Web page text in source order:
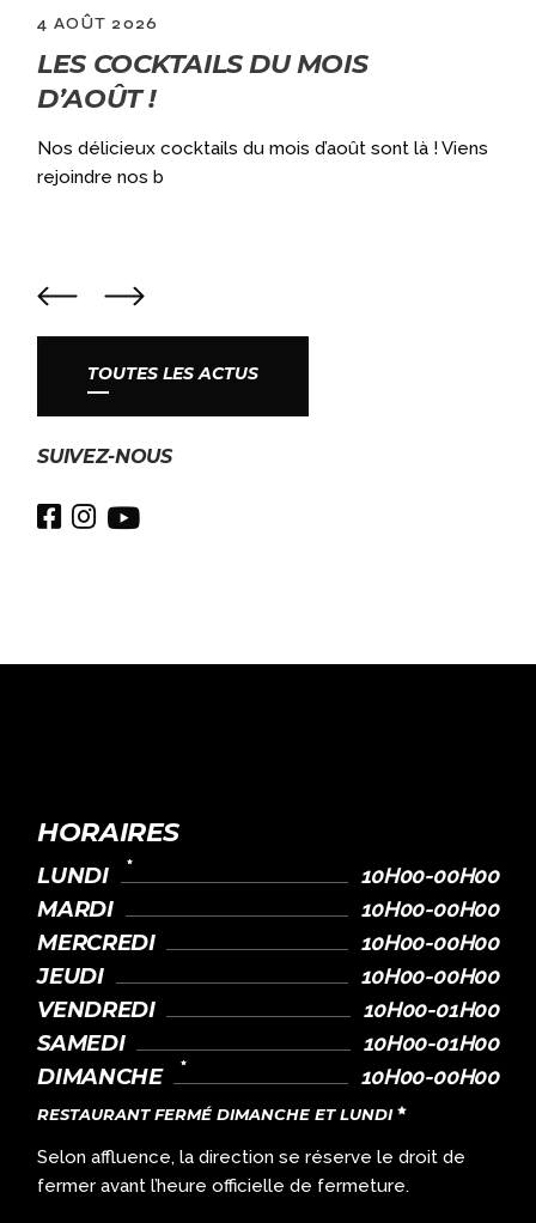
4 AOÛT 2026
LES COCKTAILS DU MOIS
D’AOÛT !
Nos délicieux cocktails du mois d’août sont là ! Viens
rejoindre nos b
TOUTES LES ACTUS
SUIVEZ-NOUS
HORAIRES
LUNDI 10H00-00H00
MARDI 10H00-00H00
MERCREDI 10H00-00H00
JEUDI 10H00-00H00
VENDREDI 10H00-01H00
SAMEDI 10H00-01H00
DIMANCHE 10H00-00H00
RESTAURANT FERMÉ DIMANCHE ET LUNDI
Selon affluence, la direction se réserve le droit de
fermer avant l’heure officielle de fermeture.